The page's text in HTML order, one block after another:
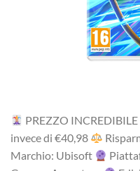
PREZZO
i‎nv‎ec‎e ‎di‎ €40,98
Marchio: Ubisoft